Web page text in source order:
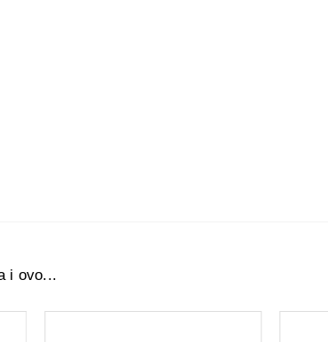
i ovo...